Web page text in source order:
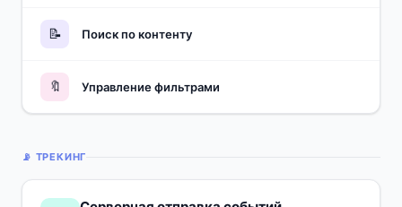
📝 Поиск по контенту
🔖 Управление фильтрами
📡 ТРЕКИНГ